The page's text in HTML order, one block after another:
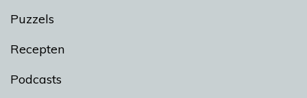
Puzzels
Recepten
Podcasts